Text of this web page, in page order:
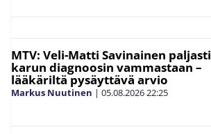
MTV: Veli-Matti Savinainen paljasti
karun diagnoosin vammastaan –
lääkäriltä pysäyttävä arvio
Markus Nuutinen | 05.08.202622:25